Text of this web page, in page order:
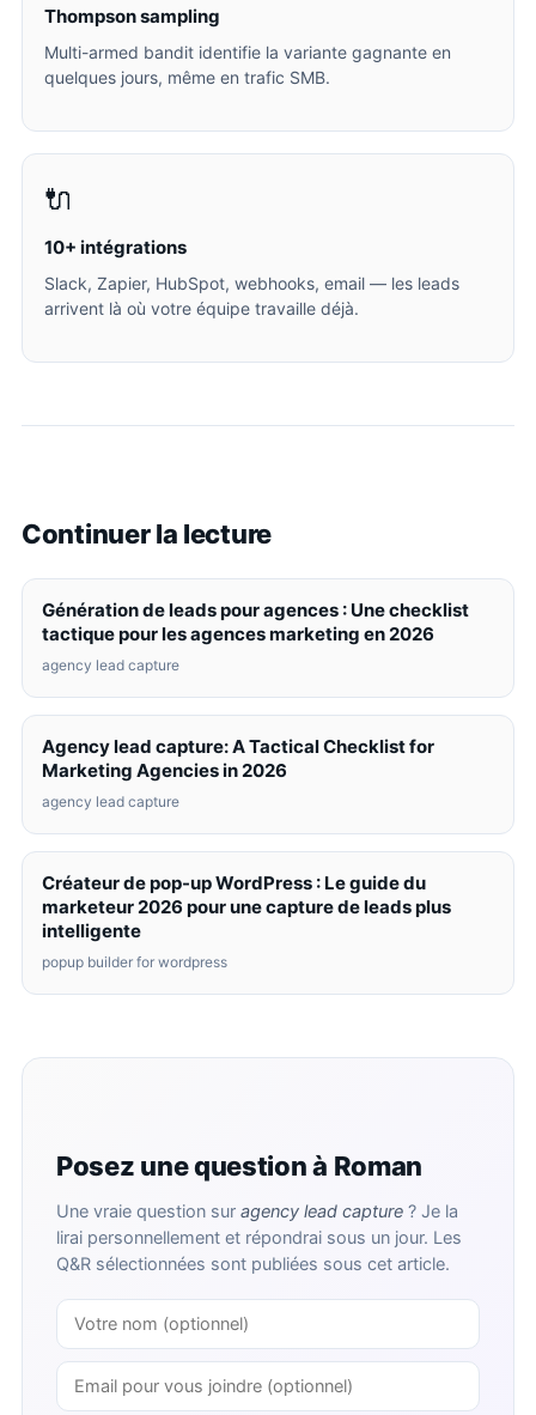
Thompson sampling
Multi-armed bandit identifie la variante gagnante en
quelques jours, même en trafic SMB.
🔌
10+ intégrations
Slack, Zapier, HubSpot, webhooks, email — les leads
arrivent là où votre équipe travaille déjà.
Continuer la lecture
Génération de leads pour agences : Une checklist
tactique pour les agences marketing en 2026
agency lead capture
Agency lead capture: A Tactical Checklist for
Marketing Agencies in 2026
agency lead capture
Créateur de pop-up WordPress : Le guide du
marketeur 2026 pour une capture de leads plus
intelligente
popup builder for wordpress
Posez une question à Roman
Une vraie question sur agency lead capture ? Je la
lirai personnellement et répondrai sous un jour. Les
Q&R sélectionnées sont publiées sous cet article.